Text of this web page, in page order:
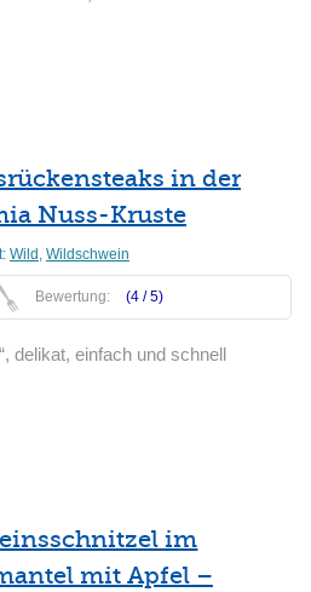
in der
Nuss-Kruste
Wild , Wildschwein
Bewertung: (4 /5)
delikat, einfach und schnell
im
mit Apfel –